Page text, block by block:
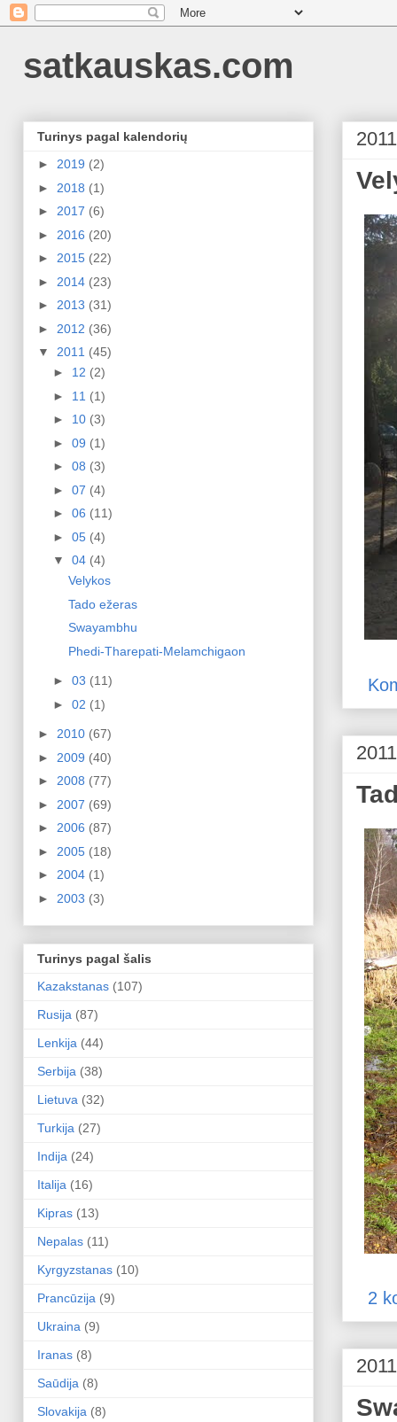
satkauskas.com
2
Turinys pagal kalendorių
► 2019 (2)
► 2018 (1)
► 2017 (6)
► 2016 (20)
► 2015 (22)
► 2014 (23)
► 2013 (31)
► 2012 (36)
▼ 2011 (45)
► 12 (2)
► 11 (1)
► 10 (3)
► 09 (1)
► 08 (3)
► 07 (4)
► 06 (11)
► 05 (4)
▼ 04 (4)
Velykos
Tado ežeras
Swayambhu
Phedi-Tharepati-Melamchigaon
► 03 (11)
► 02 (1)
► 2010 (67)
► 2009 (40)
► 2008 (77)
► 2007 (69)
► 2006 (87)
► 2005 (18)
► 2004 (1)
► 2003 (3)
Turinys pagal šalis
Kazakstanas (107)
Rusija (87)
Lenkija (44)
Serbija (38)
Lietuva (32)
Turkija (27)
Indija (24)
Italija (16)
Kipras (13)
Nepalas (11)
Kyrgyzstanas (10)
Prancūzija (9)
Ukraina (9)
Iranas (8)
Saūdija (8)
Slovakija (8)